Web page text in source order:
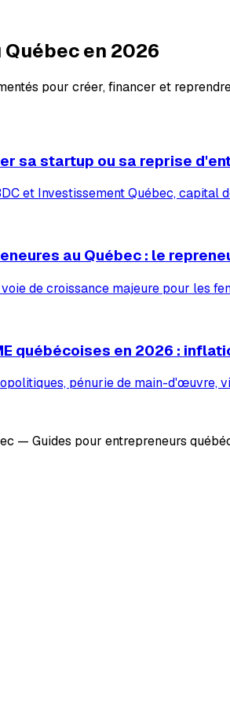
en 2026
pour créer, financer et
sa startup ou sa reprise
et Investissement Québec,
au Québec : le
de croissance majeure pour les
québécoises en 2026 :
pénurie de main-d'œuvre,
— Guides pour entrepreneurs